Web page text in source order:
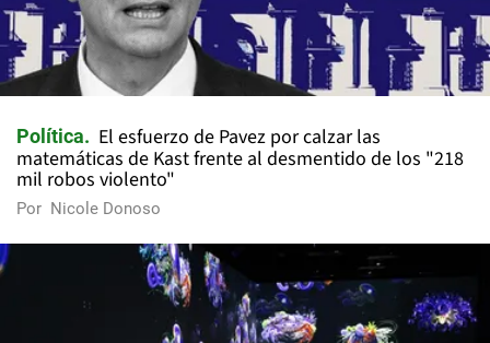
Política
El esfuerzo de Pavez por calzar las
matemáticas de Kast frente al desmentido de los "218
mil robos violento"
Por Nicole Donoso